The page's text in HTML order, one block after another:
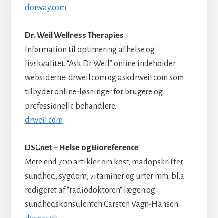
dorway.com
Dr. Weil Wellness Therapies
Information til optimering af helse og
livskvalitet. “Ask Dr. Weil” online indeholder
websiderne: drweil.com og askdrweil.com som
tilbyder online-løsninger for brugere og
professionelle behandlere.
drweil.com
DSGnet – Helse og Bioreference
Mere end 700 artikler om kost, madopskrifter,
sundhed, sygdom, vitaminer og urter mm. bl.a.
redigeret af "radiodoktoren" lægen og
sundhedskonsulenten Carsten Vagn-Hansen.